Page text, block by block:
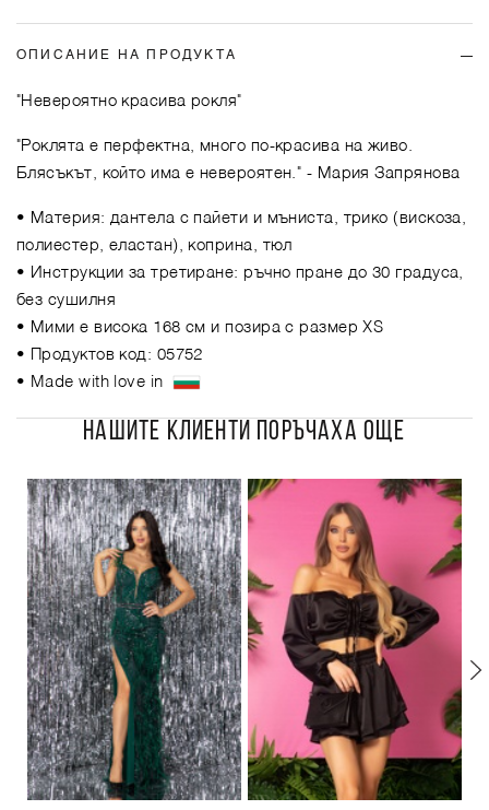
ОПИСАНИЕ НА ПРОДУКТА
"Невероятно красива рокля"
"Роклята е перфектна, много по-красива на живо.
Блясъкът, който има е невероятен." - Мария Запрянова
• Материя: дантела с пайети и мъниста, трико (вискоза,
полиестер, еластан), коприна, тюл
• Инструкции за третиране: ръчно пране до 30 градуса,
без сушилня
• Мими е висока 168 см и позира с размер XS
• Продуктов код: 05752
• Made with love in
НАШИТЕ КЛИЕНТИ ПОРЪЧАХА ОЩЕ